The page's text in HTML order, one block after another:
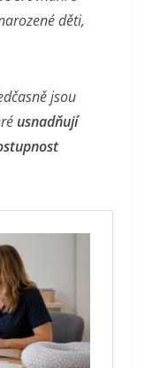
děti,
jsou
usnadňují